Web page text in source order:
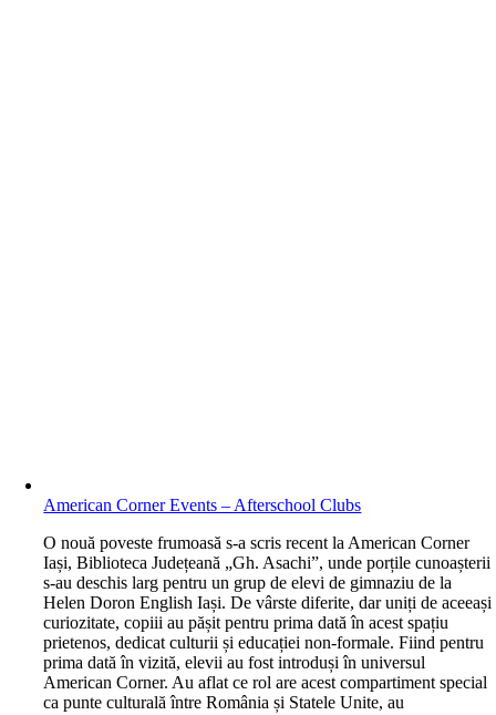
American Corner Events – Afterschool Clubs
O nouă poveste frumoasă s-a scris recent la American Corner
Iași, Biblioteca Județeană „Gh. Asachi”, unde porțile cunoașterii
s-au deschis larg pentru un grup de elevi de gimnaziu de la
Helen Doron English Iași. De vârste diferite, dar uniți de aceeași
curiozitate, copiii au pășit pentru prima dată în acest spațiu
prietenos, dedicat culturii și educației non-formale. Fiind pentru
prima dată în vizită, elevii au fost introduși în universul
American Corner. Au aflat ce rol are acest compartiment special
ca punte culturală între România și Statele Unite, au